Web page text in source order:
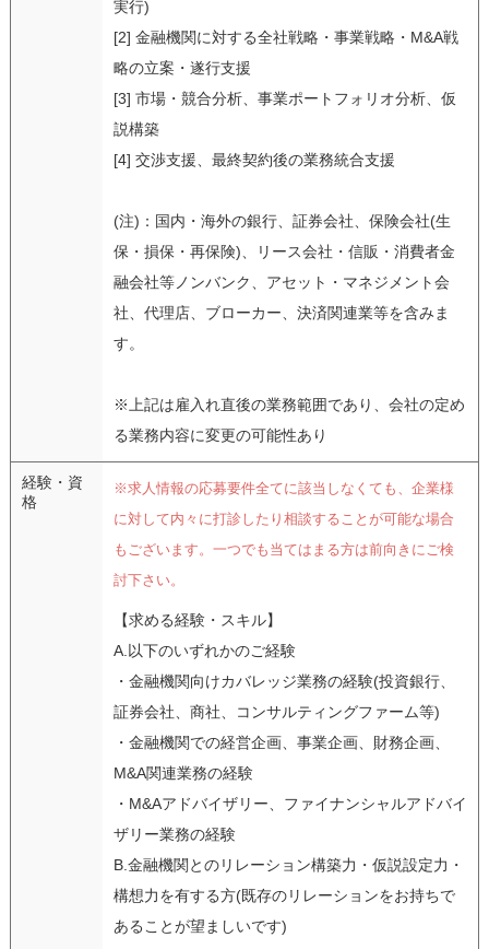
実行)
[2] 金融機関に対する全社戦略・事業戦略・M&A戦
略の立案・遂行支援
[3] 市場・競合分析、事業ポートフォリオ分析、仮
説構築
[4] 交渉支援、最終契約後の業務統合支援
(注)：国内・海外の銀行、証券会社、保険会社(生
保・損保・再保険)、リース会社・信販・消費者金
融会社等ノンバンク、アセット・マネジメント会
社、代理店、ブローカー、決済関連業等を含みま
す。
※上記は雇入れ直後の業務範囲であり、会社の定め
る業務内容に変更の可能性あり
経験・資
格
※求人情報の応募要件全てに該当しなくても、企業様
に対して内々に打診したり相談することが可能な場合
もございます。一つでも当てはまる方は前向きにご検
討下さい。
【求める経験・スキル】
A.以下のいずれかのご経験
・金融機関向けカバレッジ業務の経験(投資銀行、
証券会社、商社、コンサルティングファーム等)
・金融機関での経営企画、事業企画、財務企画、
M&A関連業務の経験
・M&Aアドバイザリー、ファイナンシャルアドバイ
ザリー業務の経験
B.金融機関とのリレーション構築力・仮説設定力・
構想力を有する方(既存のリレーションをお持ちで
あることが望ましいです)